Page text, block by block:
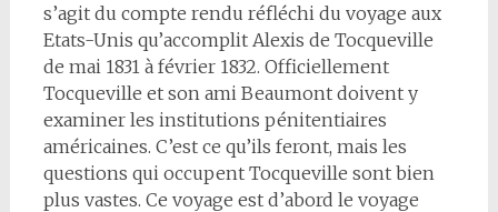
s’agit du compte rendu réfléchi du voyage aux
Etats-Unis qu’accomplit Alexis de Tocqueville
de mai 1831 à février 1832. Officiellement
Tocqueville et son ami Beaumont doivent y
examiner les institutions pénitentiaires
américaines. C’est ce qu’ils feront, mais les
questions qui occupent Tocqueville sont bien
plus vastes. Ce voyage est d’abord le voyage